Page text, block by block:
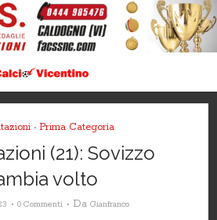
• Prima Categoria
(21): Sovizzo
volto
0 Commenti Da Gianfranco